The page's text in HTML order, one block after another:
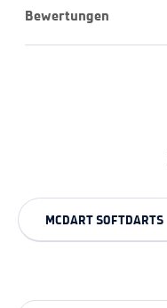
Bewertungen
MCDART SOFTDARTS